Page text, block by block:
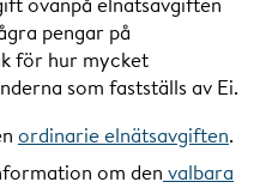
pengar på
för hur mycket
som fastställs av Ei.
ordinarie elnätsavgiften.
om den valbara